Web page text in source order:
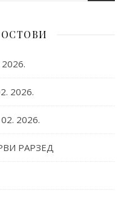
2026.
2026.
РАРЗЕД